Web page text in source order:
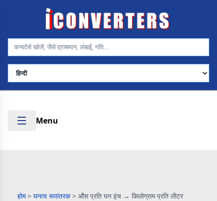
भाषा चुनें
Menu
होम > घनत्व रूपांतरक > औंस प्रति घन इंच → किलोग्राम प्रति लीटर